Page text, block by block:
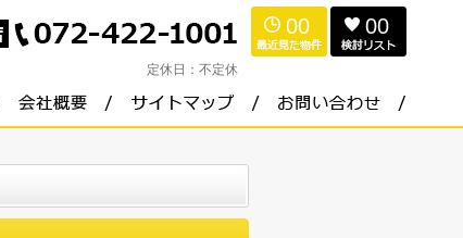
定休日： 不定休
00 00